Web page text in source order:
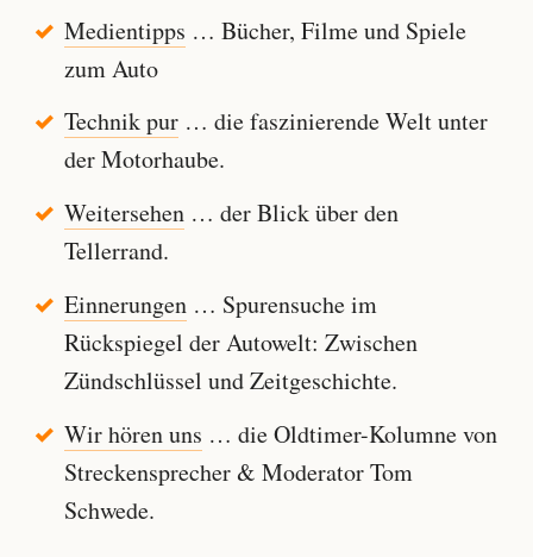
Medientipps … Bücher, Filme und Spiele
zum Auto
Technik pur… die faszinierende Welt unter
der Motorhaube.
Weitersehen… der Blick über den
Tellerrand.
Einnerungen… Spurensuche im
Rückspiegel der Autowelt: Zwischen
Zündschlüssel und Zeitgeschichte.
Wir hören uns … die Oldtimer-Kolumne von
Streckensprecher & Moderator Tom
Schwede.